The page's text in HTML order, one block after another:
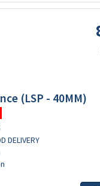
(LSP - 40MM)
DELIVERY